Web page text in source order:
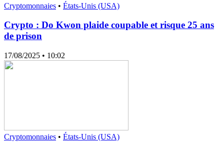
Cryptomonnaies • États-Unis (USA)
Crypto : Do Kwon plaide coupable et risque 25 ans
de prison
17/08/2025 • 10:02
Cryptomonnaies • États-Unis (USA)